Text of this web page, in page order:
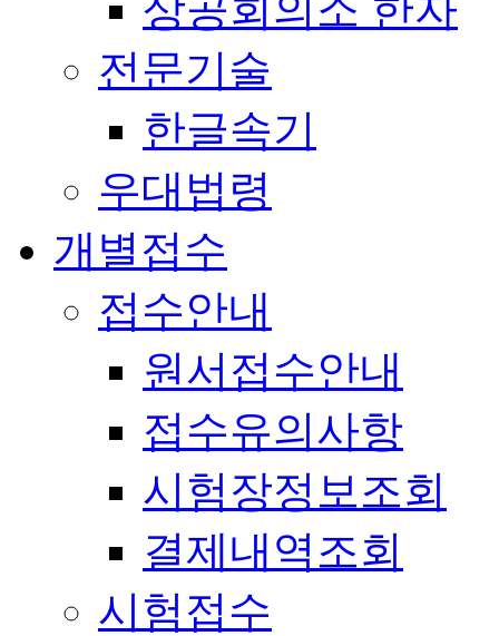
전문기술
한글속기
우대법령
개별접수
접수안내
원서접수안내
접수유의사항
시험장정보조회
결제내역조회
시험접수